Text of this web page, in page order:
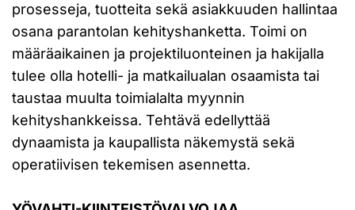
prosesseja, tuotteita sekä asiakkuuden hallintaa
osana parantolan kehityshanketta. Toimi on
määräaikainen ja projektiluonteinen ja hakijalla
tulee olla hotelli- ja matkailualan osaamista tai
taustaa muulta toimialalta myynnin
kehityshankkeissa. Tehtävä edellyttää
dynaamista ja kaupallista näkemystä sekä
operatiivisen tekemisen asennetta.